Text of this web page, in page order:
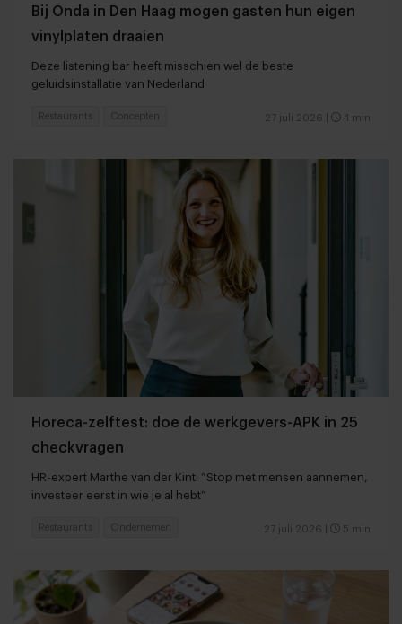
Bij Onda in Den Haag mogen gasten hun eigen
vinylplaten draaien
Deze listening bar heeft misschien wel de beste
geluidsinstallatie van Nederland
27 juli 2026 4 min
Restaurants Concepten
Horeca-zelftest: doe de werkgevers-APK in 25
checkvragen
HR-expert Marthe van der Kint: “Stop met mensen aannemen,
investeer eerst in wie je al hebt”
27 juli 2026 5 min
Restaurants Ondernemen